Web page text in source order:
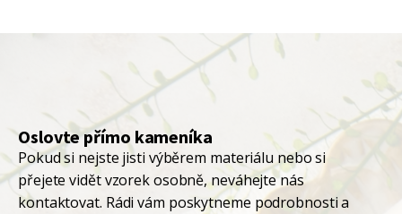
Oslovte přímo kameníka
Pokud si nejste jisti výběrem materiálu nebo si
přejete vidět vzorek osobně, neváhejte nás
kontaktovat. Rádi vám poskytneme podrobnosti a